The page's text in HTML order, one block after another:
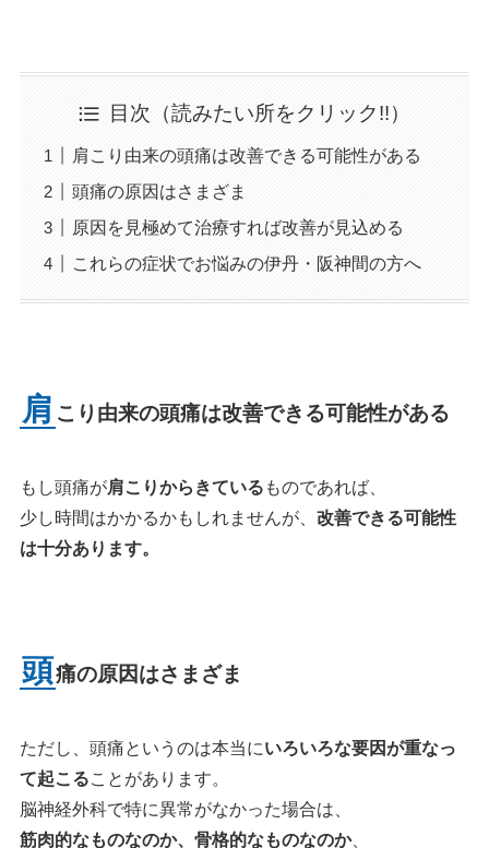
目次（読みたい所をクリック!!）
肩こり由来の頭痛は改善できる可能性がある
頭痛の原因はさまざま
原因を見極めて治療すれば改善が見込める
これらの症状でお悩みの伊丹・阪神間の方へ
肩 こり由来の頭痛は改善できる可能性がある
もし頭痛が肩こりからきている ものであれば、
少し時間はかかるかもしれませんが、 改善できる可能性
は十分あります。
頭痛の原因はさまざま
ただし、頭痛というのは本当にいろいろな要因が重なっ
て起こることがあります。
脳神経外科で特に異常がなかった場合は、
筋肉的なものなのか、骨格的なものなのか、